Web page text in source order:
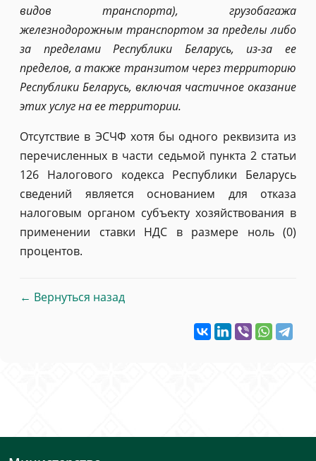
видов транспорта), грузобагажа
железнодорожным транспортом за пределы либо
за пределами Республики Беларусь, из-за ее
пределов, а также транзитом через территорию
Республики Беларусь, включая частичное оказание
этих услуг на ее территории.
Отсутствие в ЭСЧФ хотя бы одного реквизита из
перечисленных в части седьмой пункта 2 статьи
126 Налогового кодекса Республики Беларусь
сведений является основанием для отказа
налоговым органом субъекту хозяйствования в
применении ставки НДС в размере ноль (0)
процентов.
← Вернуться назад